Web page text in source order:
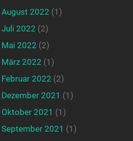
August 2022 (1)
Juli 2022 (2)
Mai 2022 (2)
März 2022 (1)
Februar 2022 (2)
Dezember 2021 (1)
Oktober 2021 (1)
September 2021 (1)